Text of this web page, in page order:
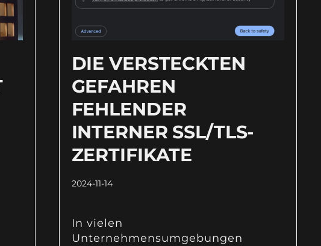
DIE VERSTECKTEN
GEFAHREN
FEHLENDER
INTERNER SSL/TLS-
ZERTIFIKATE
2024-11-14
In vielen
Unternehmensumgebungen